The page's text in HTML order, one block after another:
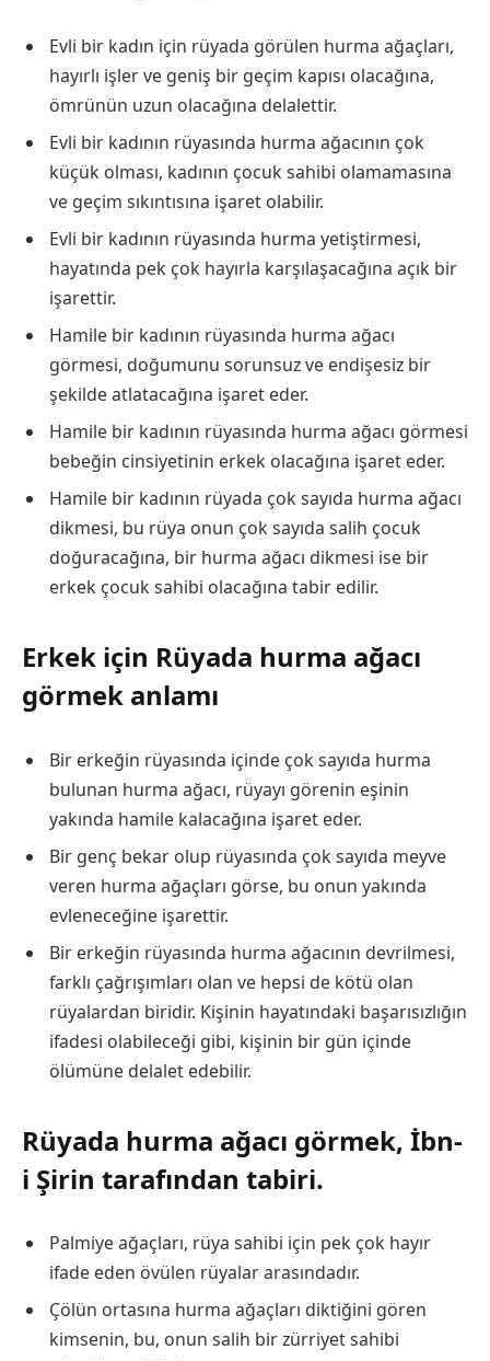
Evli bir kadın için rüyada görülen hurma ağaçları,
hayırlı işler ve geniş bir geçim kapısı olacağına,
ömrünün uzun olacağına delalettir.
Evli bir kadının rüyasında hurma ağacının çok
küçük olması, kadının çocuk sahibi olamamasına
ve geçim sıkıntısına işaret olabilir.
Evli bir kadının rüyasında hurma yetiştirmesi,
hayatında pek çok hayırla karşılaşacağına açık bir
işarettir.
Hamile bir kadının rüyasında hurma ağacı
görmesi, doğumunu sorunsuz ve endişesiz bir
şekilde atlatacağına işaret eder.
Hamile bir kadının rüyasında hurma ağacı görmesi
bebeğin cinsiyetinin erkek olacağına işaret eder.
Hamile bir kadının rüyada çok sayıda hurma ağacı
dikmesi, bu rüya onun çok sayıda salih çocuk
doğuracağına, bir hurma ağacı dikmesi ise bir
erkek çocuk sahibi olacağına tabir edilir.
Erkek için Rüyada hurma ağacı
görmek anlamı
Bir erkeğin rüyasında içinde çok sayıda hurma
bulunan hurma ağacı, rüyayı görenin eşinin
yakında hamile kalacağına işaret eder.
Bir genç bekar olup rüyasında çok sayıda meyve
veren hurma ağaçları görse, bu onun yakında
evleneceğine işarettir.
Bir erkeğin rüyasında hurma ağacının devrilmesi,
farklı çağrışımları olan ve hepsi de kötü olan
rüyalardan biridir. Kişinin hayatındaki başarısızlığın
ifadesi olabileceği gibi, kişinin bir gün içinde
ölümüne delalet edebilir.
Rüyada hurma ağacı görmek, İbn-
i Şirin tarafından tabiri.
Palmiye ağaçları, rüya sahibi için pek çok hayır
ifade eden övülen rüyalar arasındadır.
Çölün ortasına hurma ağaçları diktiğini gören
kimsenin, bu, onun salih bir zürriyet sahibi